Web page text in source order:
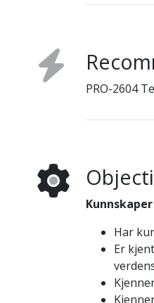
PRO-2604
Kunnskaper
Har
Er